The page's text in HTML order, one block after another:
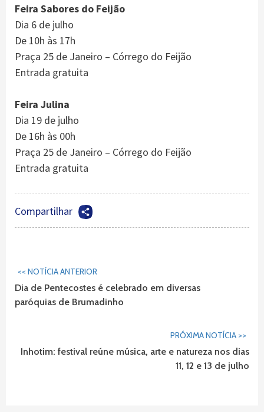
Feira Sabores do Feijão
Dia 6 de julho
De 10h às 17h
Praça 25 de Janeiro – Córrego do Feijão
Entrada gratuita
Feira Julina
Dia 19 de julho
De 16h às 00h
Praça 25 de Janeiro – Córrego do Feijão
Entrada gratuita
Compartilhar
Continuar
Lendo...
<< NOTÍCIA ANTERIOR
Dia de Pentecostes é celebrado em diversas
paróquias de Brumadinho
PRÓXIMA NOTÍCIA >>
Inhotim: festival reúne música, arte e natureza nos dias
11, 12 e 13 de julho